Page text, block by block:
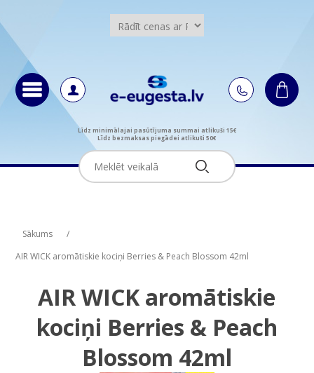
Līdz minimālajai pasūtījuma summai atlikuši 15€
Līdz bezmaksas piegādei atlikuši 50€
Sākums
/
AIR WICK aromātiskie kociņi Berries & Peach Blossom 42ml
AIR WICK aromātiskie
kociņi Berries & Peach
Blossom 42ml